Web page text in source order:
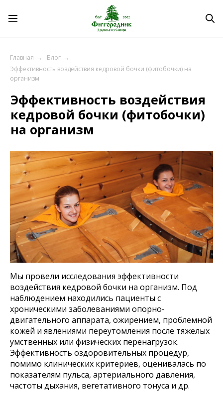
Главная → Блог →
Эффективность воздействия кедровой бочки (фитобочки) на
организм
Эффективность воздействия
кедровой бочки (фитобочки)
на организм
Мы провели исследования эффективности
воздействия кедровой бочки на организм. Под
наблюдением находились пациенты с
хроническими заболеваниями опорно-
двигательного аппарата, ожирением, проблемной
кожей и явлениями переутомления после тяжелых
умственных или физических перенагрузок.
Эффективность оздоровительных процедур,
помимо клинических критериев, оценивалась по
показателям пульса, артериального давления,
частоты дыхания, вегетативного тонуса и др.